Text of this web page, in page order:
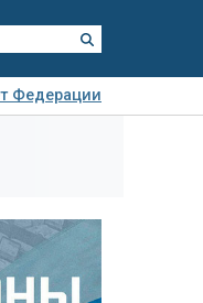
Федерации